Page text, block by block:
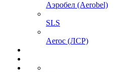
Аэробел (Aerobel)
SLS
Aeroc (ЛСР)